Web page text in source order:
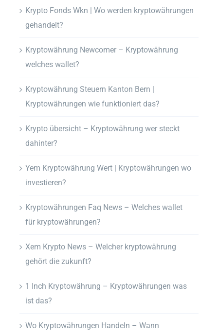
Krypto Fonds Wkn | Wo werden kryptowährungen
gehandelt?
Kryptowährung Newcomer – Kryptowährung
welches wallet?
Kryptowährung Steuern Kanton Bern |
Kryptowährungen wie funktioniert das?
Krypto übersicht – Kryptowährung wer steckt
dahinter?
Yem Kryptowährung Wert | Kryptowährungen wo
investieren?
Kryptowährungen Faq News – Welches wallet
für kryptowährungen?
Xem Krypto News – Welcher kryptowährung
gehört die zukunft?
1 Inch Kryptowährung – Kryptowährungen was
ist das?
Wo Kryptowährungen Handeln – Wann